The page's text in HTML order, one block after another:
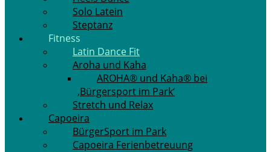
Solo Latein
Steptanz
Fitness
Latin Dance Fit
Aroha und Kaha
AROHA® und Kaha® bei
‚Bürgersport im Park‘
Stretch und Relax
Capoeira
BürgerSport im Park
Capoeira Ferienbetreuung